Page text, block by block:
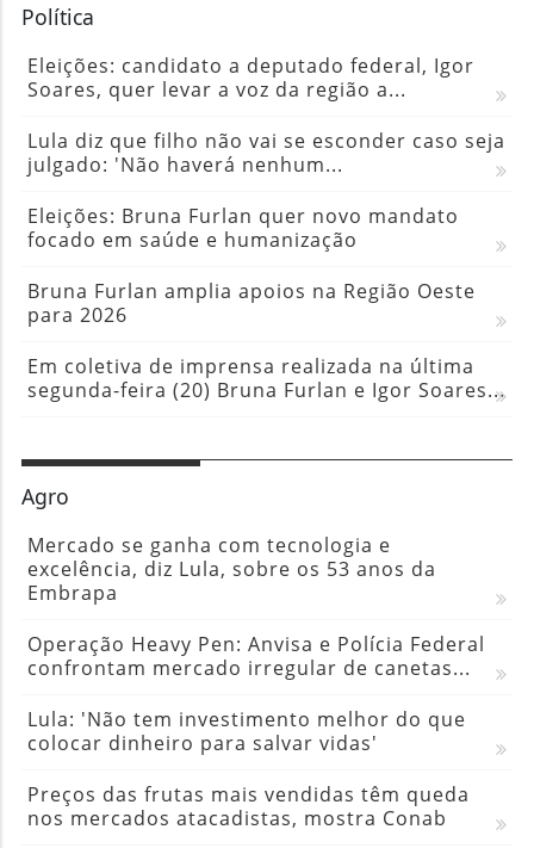
Política
Eleições: candidato a deputado federal, Igor
Soares, quer levar a voz da região a...
Lula diz que filho não vai se esconder caso seja
julgado: 'Não haverá nenhum...
Eleições: Bruna Furlan quer novo mandato
focado em saúde e humanização
Bruna Furlan amplia apoios na Região Oeste
para 2026
Em coletiva de imprensa realizada na última
segunda-feira (20) Bruna Furlan e Igor Soares...
Agro
Mercado se ganha com tecnologia e
excelência, diz Lula, sobre os 53 anos da
Embrapa
Operação Heavy Pen: Anvisa e Polícia Federal
confrontam mercado irregular de canetas...
Lula: 'Não tem investimento melhor do que
colocar dinheiro para salvar vidas'
Preços das frutas mais vendidas têm queda
nos mercados atacadistas, mostra Conab